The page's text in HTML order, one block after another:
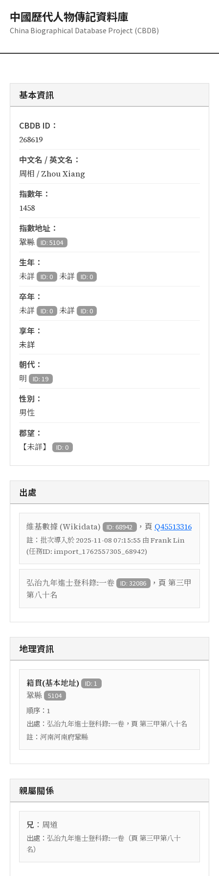
中國歷代人物傳記資料庫
China Biographical Database Project (CBDB)
基本資訊
CBDB ID：
268619
中文名 / 英文名：
周相 / Zhou Xiang
指數年：
1458
指數地址：
鞏縣 ID: 5104
生年：
未詳 ID: 0 未詳 ID: 0
卒年：
未詳 ID: 0 未詳 ID: 0
享年：
未詳
朝代：
明 ID: 19
性別：
男性
郡望：
【未詳】 ID: 0
出處
維基數據 (Wikidata) ID: 68942 ，頁 Q45513316
註： 批次導入於 2025-11-08 07:15:55 由 Frank Lin
(任務ID: import_1762557305_68942)
弘治九年進士登科錄:一卷 ID: 32086 ，頁 第三甲
第八十名
地理資訊
籍貫(基本地址) ID: 1
鞏縣 5104
順序： 1
出處： 弘治九年進士登科錄:一卷 ，頁 第三甲第八十名
註： 河南河南府鞏縣
親屬關係
兄 ： 周道
出處： 弘治九年進士登科錄:一卷 （頁 第三甲第八十
名）